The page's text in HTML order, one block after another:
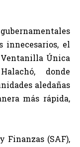
innecesarios, el
Única
donde
aledañas
más rápida,
Finanzas (SAF),